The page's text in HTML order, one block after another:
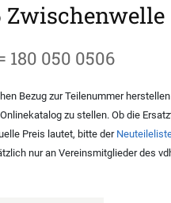
Zwischenwelle
050 0506
Bezug zur Teilenummer
zu stellen. Ob die
Preis lautet, bitte der
nur an Vereinsmitglieder des